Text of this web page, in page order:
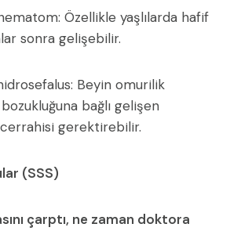
Özellikle yaşlılarda hafif
sonra gelişebilir.
Beyin omurilik
bozukluğuna bağlı gelişen
gerektirebilir.
(SSS)
çarptı, ne zaman doktora